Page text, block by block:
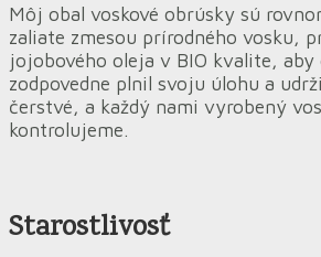
Môj obal voskové obrúsky sú
zaliate zmesou prírodného vosku,
jojobového oleja v BIO kvalite, aby
zodpovedne plnil svoju úlohu a
čerstvé, a každý nami vyrobený
kontrolujeme.
Starostlivosť